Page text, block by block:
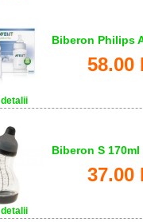
Biberon Philips
58.00
Biberon S
37.00